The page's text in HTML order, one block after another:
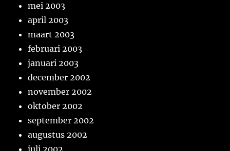
mei 2003
april 2003
maart 2003
februari 2003
januari 2003
december 2002
november 2002
oktober 2002
september 2002
augustus 2002